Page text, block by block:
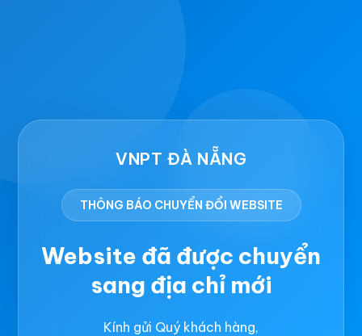
VNPT ĐÀ NẴNG
THÔNG BÁO CHUYỂN ĐỔI WEBSITE
Website đã được chuyển
sang địa chỉ mới
Kính gửi Quý khách hàng,